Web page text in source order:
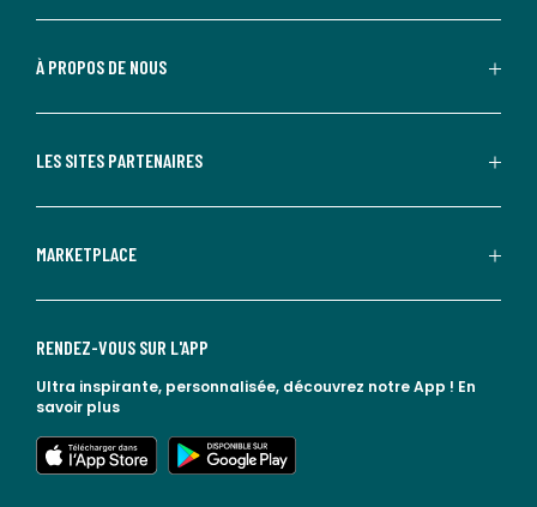
À PROPOS DE NOUS
LES SITES PARTENAIRES
MARKETPLACE
RENDEZ-VOUS SUR L'APP
Ultra inspirante, personnalisée, découvrez notre App ! En
savoir plus
lien vers l'app store
lien vers google play